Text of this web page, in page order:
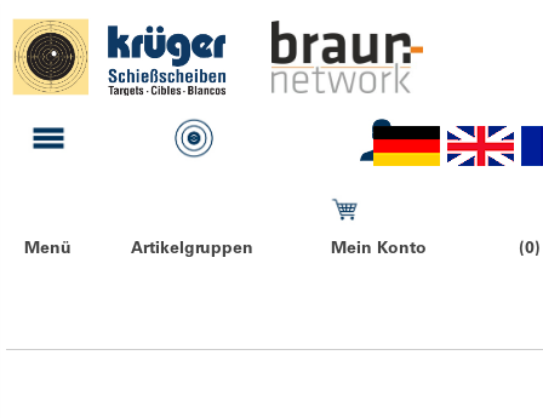
Menü Artikelgruppen Mein Konto